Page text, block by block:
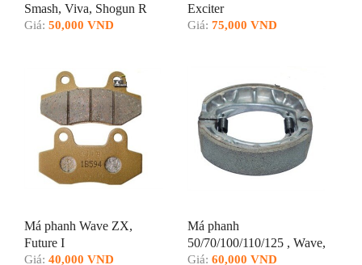
Smash, Viva, Shogun R
125
Giá: 50,000 VND
Exciter
Giá: 75,000 VND
Má phanh Wave ZX,
Future I
Giá: 40,000 VND
Má phanh
50/70/100/110/125 , Wave,
Dream
Giá: 60,000 VND